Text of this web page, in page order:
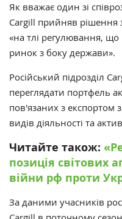
Як вважає один зі
Cargill прийняв рішення
«на тлі регулювання,
ринок з боку держави».
Російський підрозділ
переглядати портфель
пов'язаних з експортом
видів діяльності та
Читайте також:
позиція світових
війни рф проти
За даними учасників